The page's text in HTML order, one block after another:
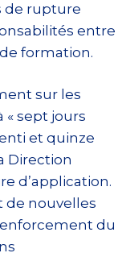
de rupture
entre
formation.
sur les
« sept jours
et quinze
Direction
d’application.
de nouvelles
du